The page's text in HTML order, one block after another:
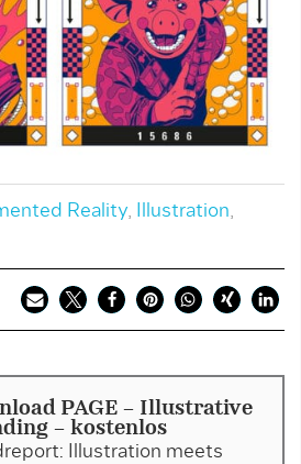
Reality, Illustration,
PAGE - Illustrative
- kostenlos
Illustration meets